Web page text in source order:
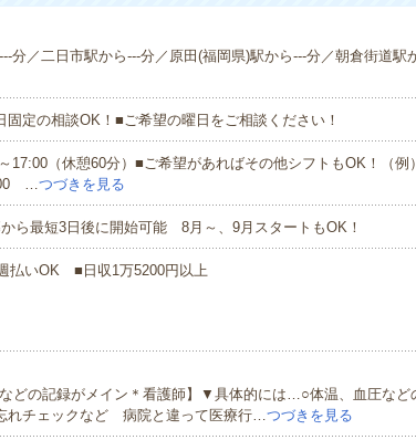
分／二日市駅から---分／原田(福岡県)駅から---分／朝倉街道駅
固定の相談OK！■ご希望の曜日をご相談ください！
17:00（休憩60分）■ご希望があればその他シフトもOK！（例
…つづきを見る
ら最短3日後に開始可能 8月～、9月スタートもOK！
払いOK ■日収1万5200円以上
などの記録がメイン＊看護師】▼具体的には…○体温、血圧など
れチェックなど 病院と違って医療行…つづきを見る